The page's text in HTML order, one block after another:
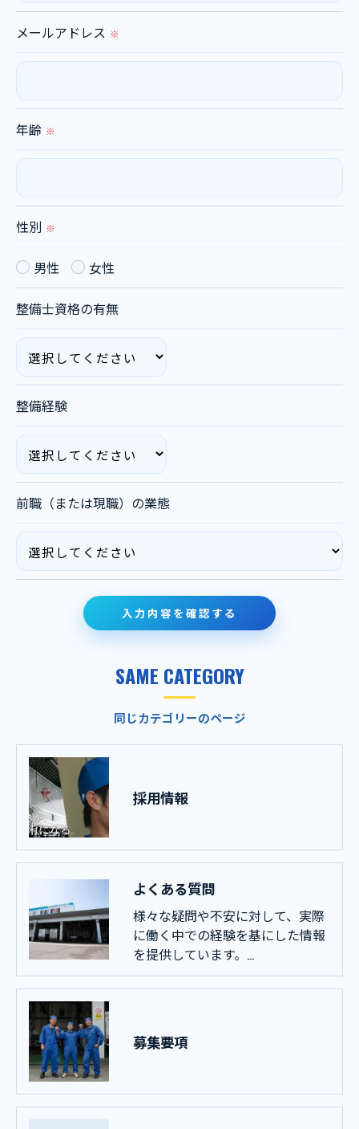
＜個人情報を与えなかった場合に生じる結果＞
予めご了承ください。
いて＞
当社では、お客様の個人情報の開示･訂正･削除・利
用停止の手続を定めさせて頂いております。
ご本人である事を確認のうえ、対応させて頂きま
す。
個人情報の開示･訂正･削除・利用停止の具体的手続
きにつきましては、お電話でお問合せ下さい。
メールアドレス ※
年齢 ※
性別 ※
男性 女性
整備士資格の有無
整備経験
前職（または現職）の業態
同じカテゴリーのページ
SAME CATEGORY
採用情報
よくある質問
様々な疑問や不安に対して、実際
に働く中での経験を基にした情報
を提供しています。…
募集要項